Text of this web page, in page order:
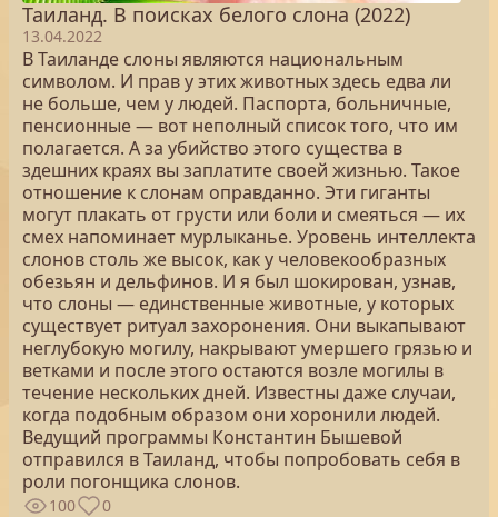
Таиланд. В поисках белого слона (2022)
13.04.2022
В Таиланде слоны являются национальным
символом. И прав у этих животных здесь едва ли
не больше, чем у людей. Паспорта, больничные,
пенсионные — вот неполный список того, что им
полагается. А за убийство этого существа в
здешних краях вы заплатите своей жизнью. Такое
отношение к слонам оправданно. Эти гиганты
могут плакать от грусти или боли и смеяться — их
смех напоминает мурлыканье. Уровень интеллекта
слонов столь же высок, как у человекообразных
обезьян и дельфинов. И я был шокирован, узнав,
что слоны — единственные животные, у которых
существует ритуал захоронения. Они выкапывают
неглубокую могилу, накрывают умершего грязью и
ветками и после этого остаются возле могилы в
течение нескольких дней. Известны даже случаи,
когда подобным образом они хоронили людей.
Ведущий программы Константин Бышевой
отправился в Таиланд, чтобы попробовать себя в
роли погонщика слонов.
100 0